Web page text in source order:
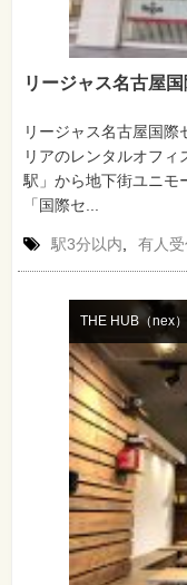
リージャス名古屋
リージャス名古屋国
リアのレンタルオフ
駅」から地下街ユニモ
「国際セ...
駅3分以内 有人
THE HUB（nex）